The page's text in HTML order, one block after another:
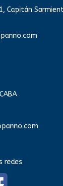
Capitán
redes